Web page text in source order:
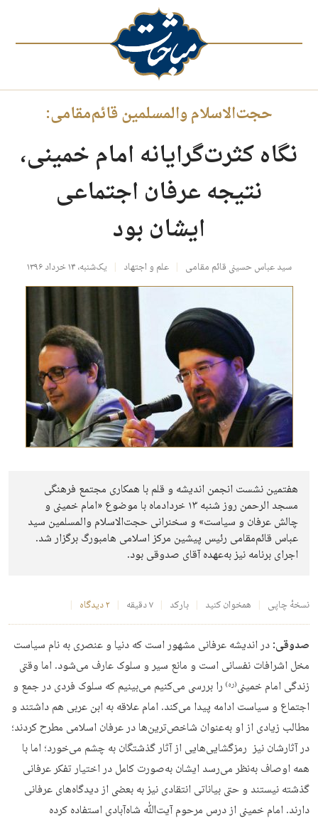
حجت‌الاسلام والمسلمین قائم‌مقامی:
نگاه‌ کثرت‌گرایانه‌ امام خمینی،
نتیجه عرفان اجتماعی
ایشان بود
سید عباس حسینی قائم‌ مقامی علم و اجتهاد یک‌شنبه، ۱۴ خرداد ۱۳۹۶
هفتمین نشست انجمن اندیشه و قلم با همکاری مجتمع فرهنگی
مسجد الرحمن روز شنبه ۱۳ خردادماه با موضوع «امام خمینی و
چالش عرفان و سیاست» و سخنرانی حجت‌الاسلام والمسلمین سید
عباس قائم‌مقامی رئیس پیشین مرکز اسلامی هامبورگ برگزار شد.
اجرای برنامه نیز به‌عهده آقای صدوقی بود.
نسخهٔ چاپی همخوان کنید بارکد ۷ دقیقه ۲ دیدگاه
صدوقی:در اندیشه عرفانی مشهور است که دنیا و عنصری به نام سیاست
مخل اشرافات نفسانی‌ است و مانع سیر و سلوک عارف می‌شود. اما وقتی
زندگی امام خمینی(ره) را بررسی می‌کنیم می‌بینیم که سلوک فردی در جمع و
اجتماع و سیاست ادامه پیدا می‌کند. امام علاقه به ابن عربی هم داشتند و
مطالب زیادی از او به‌عنوان شاخص‌ترین‌ها در عرفان اسلامی مطرح کردند؛
در آثارشان نیز رمزگشایی‌هایی از آثار گذشتگان به چشم می‌خورد؛ اما با
همه اوصاف به‌نظر می‌رسد ایشان به‌صورت کامل در اختیار تفکر عرفانی
گذشته نیستند و حتی بیاناتی انتقادی نیز به بعضی از دیدگاه‌های عرفانی
دارند. امام خمینی از درس مرحوم آیت‌ﷲ شاه‌آبادی استفاده کرده